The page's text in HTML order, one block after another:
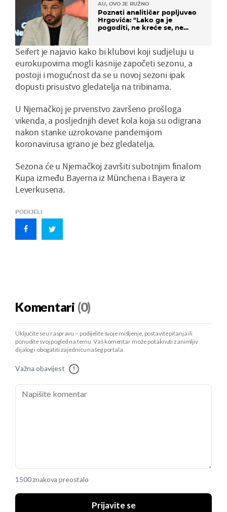
AU, OVO JE RUŽNO
Poznati analitičar popljuvao
Hrgovića: "Lako ga je
pogoditi, ne kreće se, ne
Seifert je najavio kako bi klubovi koji sudjeluju u
eurokupovima mogli kasnije započeti sezonu, a
postoji i mogućnost da se u novoj sezoni ipak
dopusti prisustvo gledatelja na tribinama.
U Njemačkoj je prvenstvo završeno prošloga
vikenda, a posljednjih devet kola koja su odigrana
nakon stanke uzrokovane pandemijom
koronavirusa igrano je bez gledatelja.
Sezona će u Njemačkoj završiti subotnjim finalom
Kupa između Bayerna iz Münchena i Bayera iz
Leverkusena.
PODIJELI
Komentari (0)
Uključite se u raspravu – podijelite svoje mišljenje, postavite pitanja ili
ponudite svoj pogled na temu. Vaš komentar može potaknuti zanimljiv
dijalog i obogatiti zajednicu našeg portala.
Važna obavijest !
1500 znakova preostalo
Prijavite se